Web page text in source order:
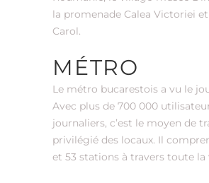
la promenade Calea Victoriei
Carol.
MÉTRO
Le métro bucarestois a vu le
Avec plus de 700 000
journaliers, c’est le moyen de
privilégié des locaux. Il
et 53 stations à travers toute la